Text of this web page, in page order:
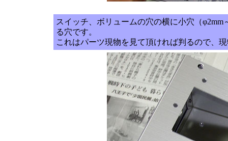
スイッチ、ボリュームの穴の横に小穴（
る穴です。
これはパーツ現物を見て頂ければ判るので、